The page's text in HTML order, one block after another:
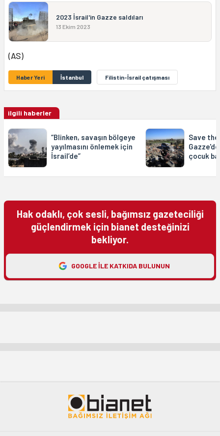
2023 İsrail'in Gazze saldıları
13 Ekim 2023
(AS)
Haber Yeri İstanbul Filistin-İsrail çatışması
ilgili haberler
“Blinken, savaşın bölgeye
yayılmasını önlemek için
İsrail’de”
Save
çocuk
Hak odaklı, çok sesli, bağımsız gazeteciliği
güçlendirmek için bianet desteğinizi
bekliyor.
GOOGLE ILE KATKIDA BULUNUN